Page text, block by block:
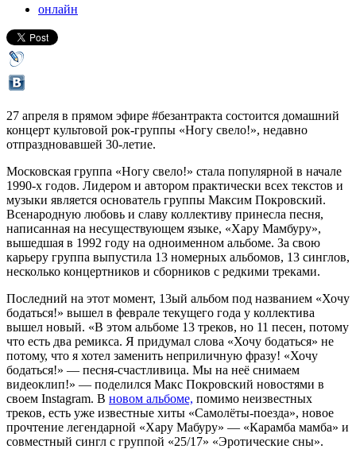
онлайн
27 апреля в прямом эфире #безантракта состоится домашний
концерт культовой рок-группы «Ногу свело!», недавно
отпраздновавшей 30-летие.
Московская группа «Ногу свело!» стала популярной в начале
1990-х годов. Лидером и автором практически всех текстов и
музыки является основатель группы Максим Покровский.
Всенародную любовь и славу коллективу принесла песня,
написанная на несуществующем языке, «Хару Мамбуру»,
вышедшая в 1992 году на одноименном альбоме. За свою
карьеру группа выпустила 13 номерных альбомов, 13 синглов,
несколько концертников и сборников с редкими треками.
Последний на этот момент, 13ый альбом под названием «Хочу
бодаться!» вышел в феврале текущего года у коллектива
вышел новый. «В этом альбоме 13 треков, но 11 песен, потому
что есть два ремикса. Я придумал слова «Хочу бодаться» не
потому, что я хотел заменить неприличную фразу! «Хочу
бодаться!» — песня-счастливица. Мы на неё снимаем
видеоклип!» — поделился Макс Покровский новостями в
своем Instagram. В новом альбоме, помимо неизвестных
треков, есть уже известные хиты «Самолёты-поезда», новое
прочтение легендарной «Хару Мабуру» — «Карамба мамба» и
совместный сингл с группой «25/17» «Эротические сны».